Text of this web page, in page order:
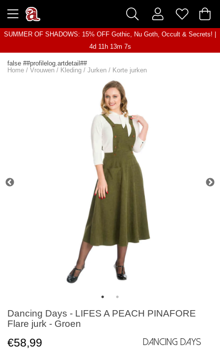
SUMMER OF SHADOWS: 15% OFF Gothic, Nu Goth, Occult & Secrets! |
4d 11h 13m 7s
false ##profilelog.artdetail##
Home / Vrouwen / Kleding / Jurken / Korte jurken
Dancing Days - LIFES A PEACH PINAFORE
Flare jurk - Groen
€58,99 Dancing Days